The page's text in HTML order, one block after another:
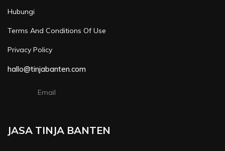
Hubungi
Terms And Conditions Of Use
Privacy Policy
hallo@tinjabanten.com
Email
JASA TINJA BANTEN